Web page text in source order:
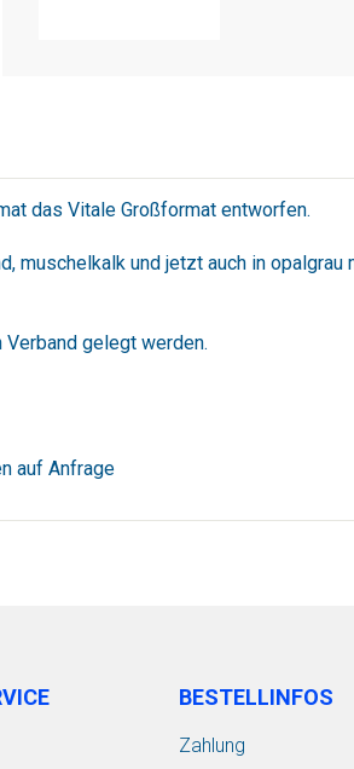
das Vitale Großformat entworfen.
und jetzt auch in
gelegt werden.
auf Anfrage
BESTELLINFOS
Zahlung